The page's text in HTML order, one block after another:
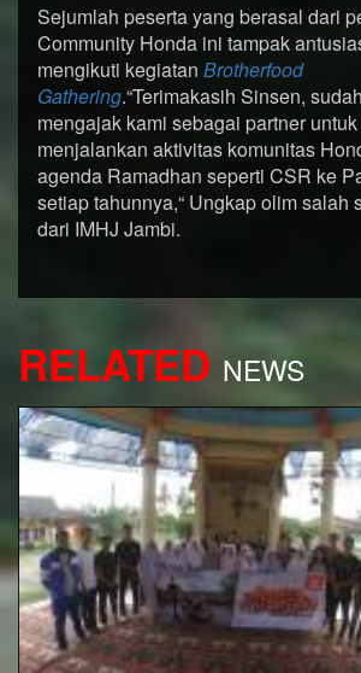
Sejumlah peserta yang berasal dari
Community Honda ini tampak
mengikuti kegiatan Brotherfood
Gathering.“Terimakasih Sinsen,
mengajak kami sebagai partner
menjalankan aktivitas komunitas
agenda Ramadhan seperti CSR ke
setiap tahunnya,“ Ungkap olim salah
dari IMHJ Jambi.
RELATED NEWS